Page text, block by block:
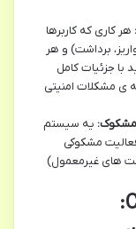
هر کاری که کاربرها
برداشت) و هر
با جزئیات کامل
ی مشکلات امنیتی
مشکوک: یه سیستم
مشکوکی
های غیرمعمول)
استفاده از SSL/TLS و CDN: